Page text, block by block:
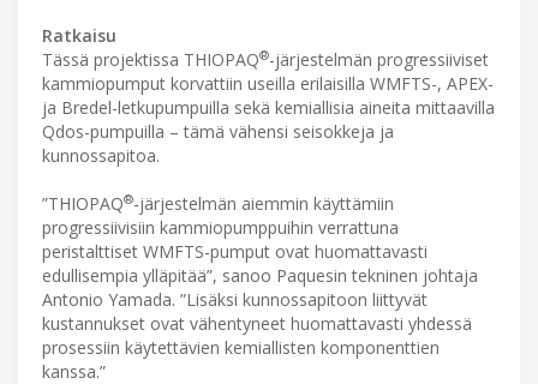
Ratkaisu
Tässä projektissa THIOPAQ®-järjestelmän progressiiviset
kammiopumput korvattiin useilla erilaisilla WMFTS-, APEX-
ja Bredel-letkupumpuilla sekä kemiallisia aineita mittaavilla
Qdos-pumpuilla – tämä vähensi seisokkeja ja
kunnossapitoa.
”THIOPAQ®-järjestelmän aiemmin käyttämiin
progressiivisiin kammiopumppuihin verrattuna
peristalttiset WMFTS-pumput ovat huomattavasti
edullisempia ylläpitää”, sanoo Paquesin tekninen johtaja
Antonio Yamada. ”Lisäksi kunnossapitoon liittyvät
kustannukset ovat vähentyneet huomattavasti yhdessä
prosessiin käytettävien kemiallisten komponenttien
kanssa.”